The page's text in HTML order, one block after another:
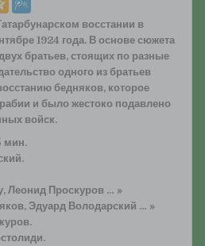
восстании в
1924 года. В основе сюжета
братьев, стоящих по разные
одного из братьев
бедняков, которое
и было жестоко подавлено
войск.
мин.
Леонид Проскуров … »
Эдуард Володарский … »